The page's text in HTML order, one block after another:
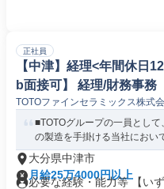
正社員
【中津】経理<年間休日
b面接可】 経理/財務事務
TOTOファインセラミックス株式
■TOTOグループの一員とし
の製造を手掛ける当社におい
大分県中津市
月給25万4000円以上
必要な経験・能力等 【い